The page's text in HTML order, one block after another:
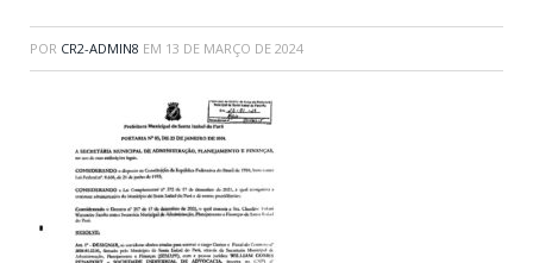
POR CR2-ADMIN8 EM 13 DE MARÇO DE 2024